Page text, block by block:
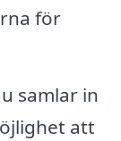
för
samlar in
att